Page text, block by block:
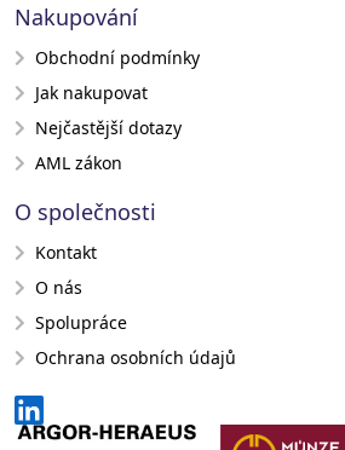
Nakupování
Obchodní podmínky
Jak nakupovat
Nejčastější dotazy
AML zákon
O společnosti
Kontakt
O nás
Spolupráce
Ochrana osobních údajů